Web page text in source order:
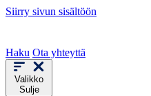
Siirry sivun sisältöön
Haku Ota yhteyttä
Valikko
Sulje